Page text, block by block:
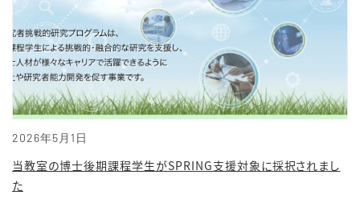
2026年5月1日
当教室の博士後期課程学生がSPRING支援対象に採択されまし
た